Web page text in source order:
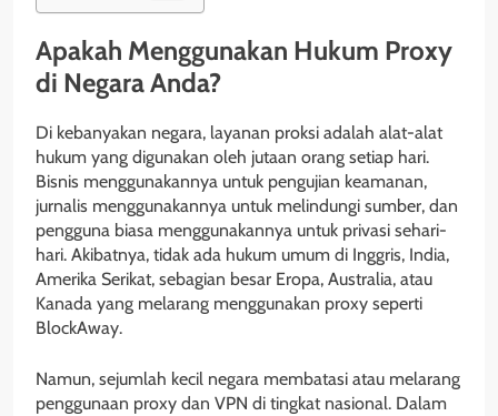
Apakah Menggunakan Hukum Proxy
di Negara Anda?
Di kebanyakan negara, layanan proksi adalah alat-alat
hukum yang digunakan oleh jutaan orang setiap hari.
Bisnis menggunakannya untuk pengujian keamanan,
jurnalis menggunakannya untuk melindungi sumber, dan
pengguna biasa menggunakannya untuk privasi sehari-
hari. Akibatnya, tidak ada hukum umum di Inggris, India,
Amerika Serikat, sebagian besar Eropa, Australia, atau
Kanada yang melarang menggunakan proxy seperti
BlockAway.
Namun, sejumlah kecil negara membatasi atau melarang
penggunaan proxy dan VPN di tingkat nasional. Dalam